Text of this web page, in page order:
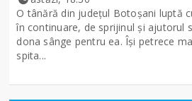
O tânără din județul Botoșani luptă
în continuare, de sprijinul și ajutorul
dona sânge pentru ea. Își petrece
spita...